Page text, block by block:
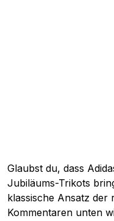
Glaubst du, dass
Jubiläums-Trikots
klassische Ansatz der
Kommentaren unten